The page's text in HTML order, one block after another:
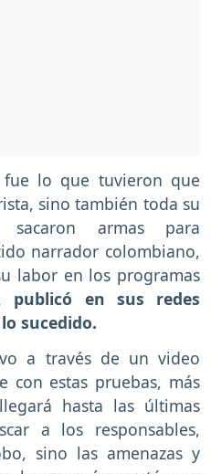
fue lo que tuvieron que
sino también toda su
armas para
narrador colombiano,
labor en los programas
publicó en sus redes
sucedido.
a través de un video
con estas pruebas, más
hasta las últimas
a los responsables,
sino las amenazas y